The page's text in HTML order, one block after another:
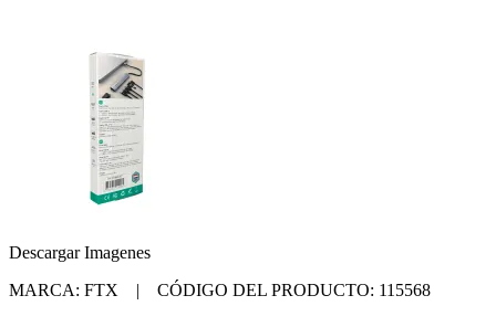
Descargar Imagenes
MARCA: FTX | CÓDIGO DEL PRODUCTO: 115568